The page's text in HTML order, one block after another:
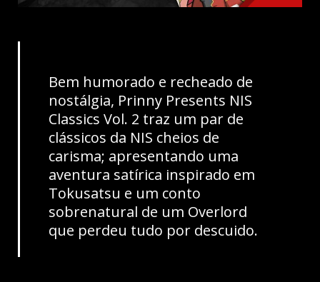
Bem humorado e recheado de
nostálgia, Prinny Presents NIS
Classics Vol. 2 traz um par de
clássicos da NIS cheios de
carisma; apresentando uma
aventura satírica inspirado em
Tokusatsu e um conto
sobrenatural de um Overlord
que perdeu tudo por descuido.